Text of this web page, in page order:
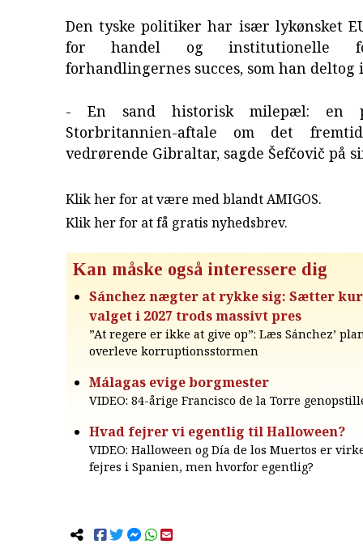
Den tyske politiker har især lykønsket
for handel og institutionelle
forhandlingernes succes, som han deltog
- En sand historisk milepæl: en
Storbritannien-aftale om det
vedrørende Gibraltar, sagde Šefčovič på
Klik her for at være med blandt AMIGOS.
Klik her for at få gratis nyhedsbrev.
Kan måske også interessere dig
Sánchez nægter at rykke sig: Sætter
valget i 2027 trods massivt pres
”At regere er ikke at give op”: Læs Sánchez’
overleve korruptionsstormen
Málagas evige borgmester
VIDEO: 84-årige Francisco de la Torre
Hvad fejrer vi egentlig til Halloween?
VIDEO: Halloween og Día de los Muertos er
fejres i Spanien, men hvorfor egentlig?